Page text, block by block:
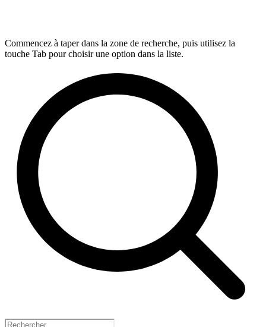
Commencez à taper dans la zone de recherche, puis utilisez la
touche Tab pour choisir une option dans la liste.